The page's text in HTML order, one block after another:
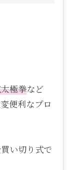
太極拳など
便利なプロ
い切り式で